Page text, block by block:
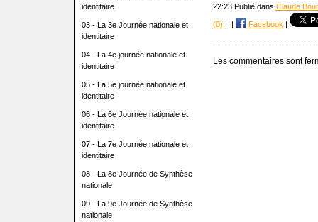
identitaire
03 - La 3e Journée nationale et
identitaire
04 - La 4e journée nationale et
identitaire
05 - La 5e journée nationale et
identitaire
06 - La 6e Journée nationale et
identitaire
07 - La 7e Journée nationale et
identitaire
08 - La 8e Journée de Synthèse
nationale
09 - La 9e Journée de Synthèse
nationale
22:23 Publié dans Claude
(0) | | Facebook |
Les commentaires sont